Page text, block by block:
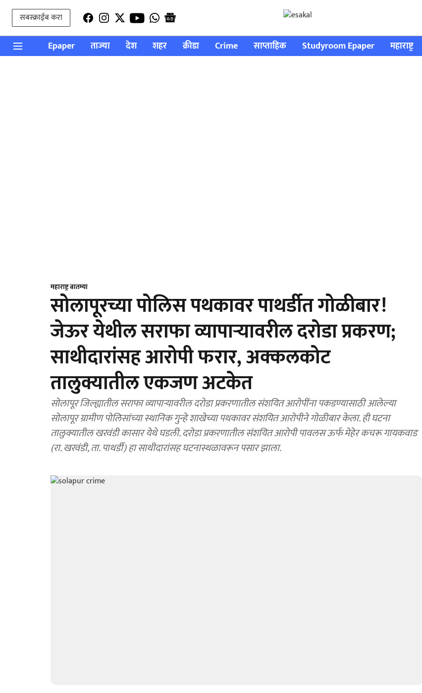
सबस्क्राईब करा
Epaper ताज्या देश शहर क्रीडा Crime साप्ताहिक Studyroom Epaper महाराष्ट्र
महाराष्ट्र बातम्या
सोलापूरच्या पोलिस पथकावर पाथर्डीत गोळीबार!
जेऊर येथील सराफा व्यापाऱ्यावरील दरोडा प्रकरण;
साथीदारांसह आरोपी फरार, अक्कलकोट
तालुक्यातील एकजण अटकेत
सोलापूर जिल्ह्यातील सराफा व्यापाऱ्यावरील दरोडा प्रकरणातील संशयित आरोपींना पकडण्यासाठी आलेल्या
सोलापूर ग्रामीण पोलिसांच्या स्थानिक गुन्हे शाखेच्या पथकावर संशयित आरोपीने गोळीबार केला. ही घटना
तालुक्यातील खरवंडी कासार येथे घडली. दरोडा प्रकरणातील संशयित आरोपी पावलस ऊर्फ मेहेर कचरू गायकवाड
(रा. खरवंडी, ता. पाथर्डी) हा साथीदारांसह घटनास्थळावरून पसार झाला.